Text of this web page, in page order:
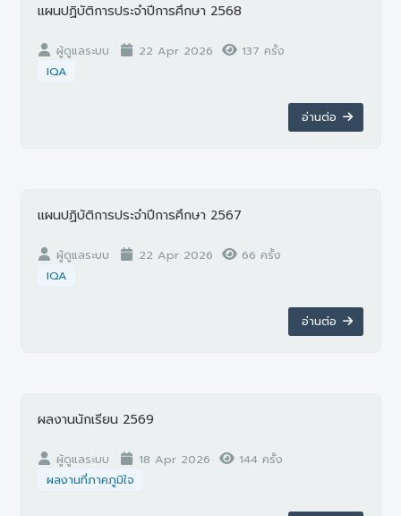
แผนปฏิบัติการประจำปีการศึกษา 2568
ผู้ดูแลระบบ 22 Apr 2026
137 ครั้ง
IQA
อ่านต่อ
แผนปฏิบัติการประจำปีการศึกษา 2567
ผู้ดูแลระบบ 22 Apr 2026
66 ครั้ง
IQA
อ่านต่อ
ผลงานนักเรียน 2569
ผู้ดูแลระบบ 18 Apr 2026
144 ครั้ง
ผลงานที่ภาคภูมิใจ